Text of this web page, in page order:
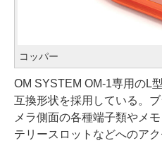
コッパー
OM SYSTEM OM-1専用のL
互換形状を採用している。
メラ側面の各種端子類やメ
テリースロットなどへのア